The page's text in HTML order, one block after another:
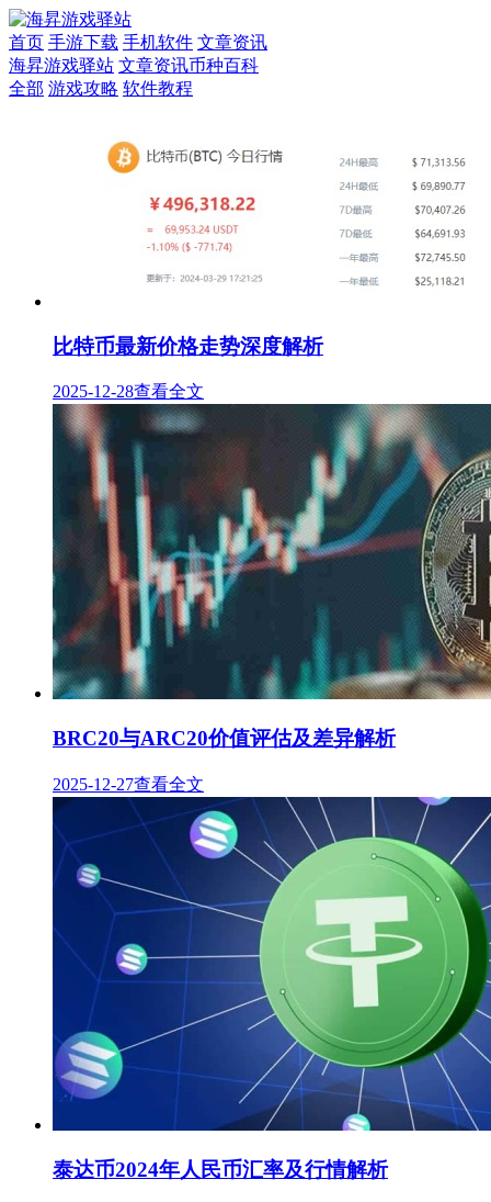
首页 手游下载 手机软件 文章资讯
海昇游戏驿站 文章资讯币种百科
全部 游戏攻略 软件教程
比特币最新价格走势深度解析
2025-12-28查看全文
BRC20与ARC20价值评估及差异解析
2025-12-27查看全文
泰达币2024年人民币汇率及行情解析